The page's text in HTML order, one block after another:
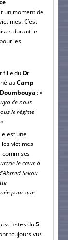
un moment de
C’est
durant le
les
fille du Dr
auCamp
: «
de nous
le régime
est une
victimes
commises
le cœur à
Sékou
pour que
du5
toujours vus